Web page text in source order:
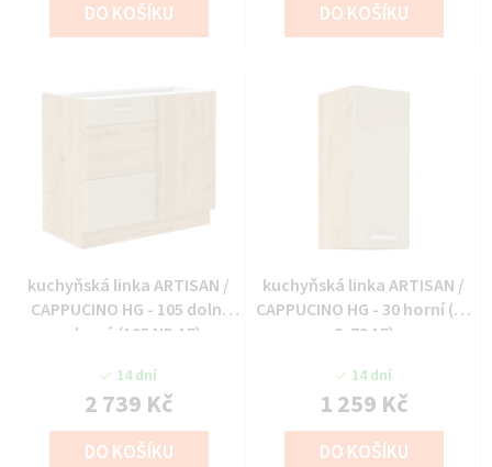
DO KOŠÍKU DO KOŠÍKU
kuchyňská linka ARTISAN /
CAPPUCINO HG - 105 dolní
rohová (105 ND 1F)
14 dní
2 739 Kč
DO KOŠÍKU
kuchyňská linka ARTISAN /
CAPPUCINO HG - 30 horní (30
G-72 1F)
14 dní
1 259 Kč
DO KOŠÍKU